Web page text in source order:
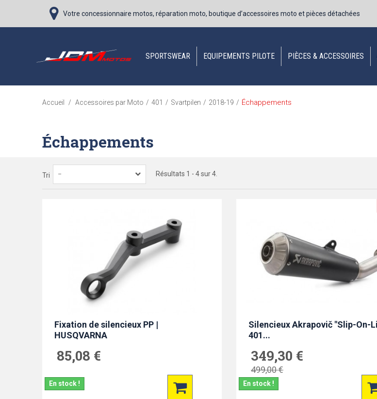
Votre concessionnaire motos, réparation moto, boutique d’accessoires moto et pièces détachées
SPORTSWEAR EQUIPEMENTS PILOTE PIÈCES & ACCESSOIRES
Accueil / Accessoires par Moto / 401 / Svartpilen / 2018-19 / Échappements
Échappements
Tri -- Résultats 1 - 4 sur 4.
Fixation de silencieux PP |
HUSQVARNA
85,08 €
En stock !
Silencieux Akrapovič "Slip-On-
401...
349,30 €
499,00 €
En stock !